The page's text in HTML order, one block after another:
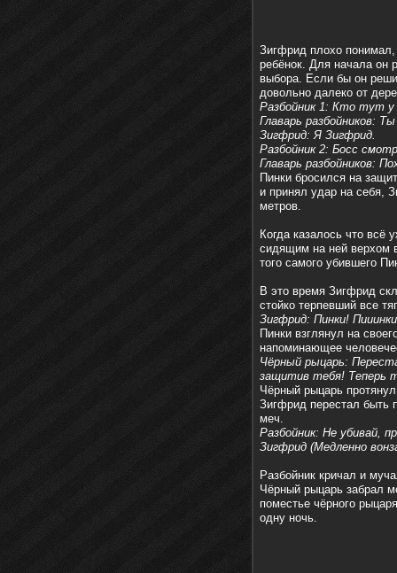
Зигфрид плохо
ребёнок. Для начала он
выбора. Если бы он
довольно далеко от
Разбойник 1: Кто тут у
Главарь разбойников:
Зигфрид: Я Зигфрид.
Разбойник 2: Босс
Главарь разбойников:
Пинки бросился на
и принял удар на себя,
метров.
Когда казалось что всё
сидящим на ней верхом
того самого убившего
В это время Зигфрид
стойко терпевший все
Зигфрид: Пинки!
Пинки взглянул на
напоминающее
Чёрный рыцарь:
защитив тебя! Теперь
Чёрный рыцарь
Зигфрид перестал быть
меч.
Разбойник: Не убивай,
Зигфрид (Медленно
Разбойник кричал и
Чёрный рыцарь забрал
поместье чёрного
одну ночь.